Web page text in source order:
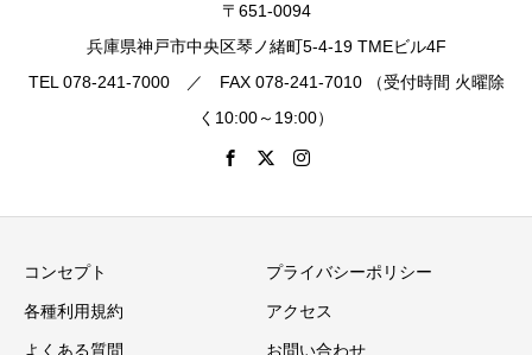
〒651-0094
兵庫県神戸市中央区琴ノ緒町5-4-19 TMEビル4F
TEL 078-241-7000 ／ FAX 078-241-7010 （受付時間 火曜除
く10:00～19:00）
コンセプト プライバシーポリシー
各種利用規約 アクセス
よくある質問 お問い合わせ